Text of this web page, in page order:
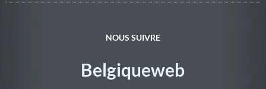
NOUS SUIVRE
Belgiqueweb